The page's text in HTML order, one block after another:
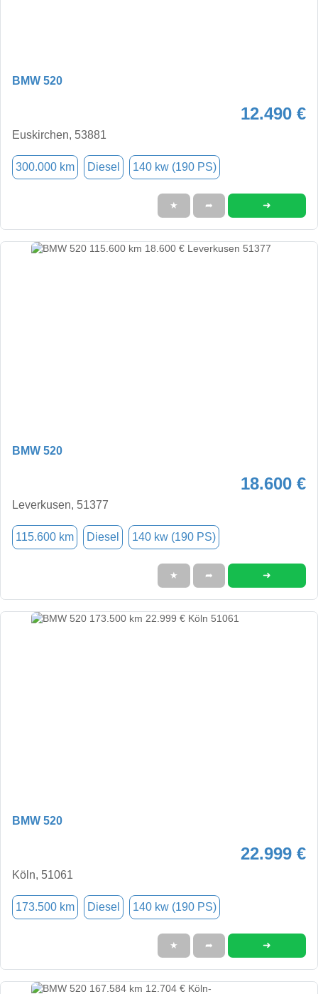
BMW 520
12.490 €
Euskirchen, 53881
300.000 km Diesel 140 kw (190 PS)
★ ➦ ➜
BMW 520
18.600 €
Leverkusen, 51377
115.600 km Diesel 140 kw (190 PS)
★ ➦ ➜
BMW 520
22.999 €
Köln, 51061
173.500 km Diesel 140 kw (190 PS)
★ ➦ ➜